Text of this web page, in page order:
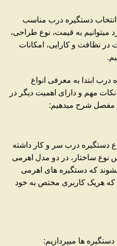
دستگیره درب مناسب
میتوانیم به قیمت، نوع طراحی،
نظافت و کارایی، امکانات
درب ابتدا به معرفی انواع
مهم و دارای اهمیت دیگر در
مفصل شرح میدهیم:
دستگیره درب سر و کار داشته
نوع ساختار، در دو مدل اهرمی
که دستگیره های اهرمی
که هریک کاربری مختص به خود
ها میپردازیم: